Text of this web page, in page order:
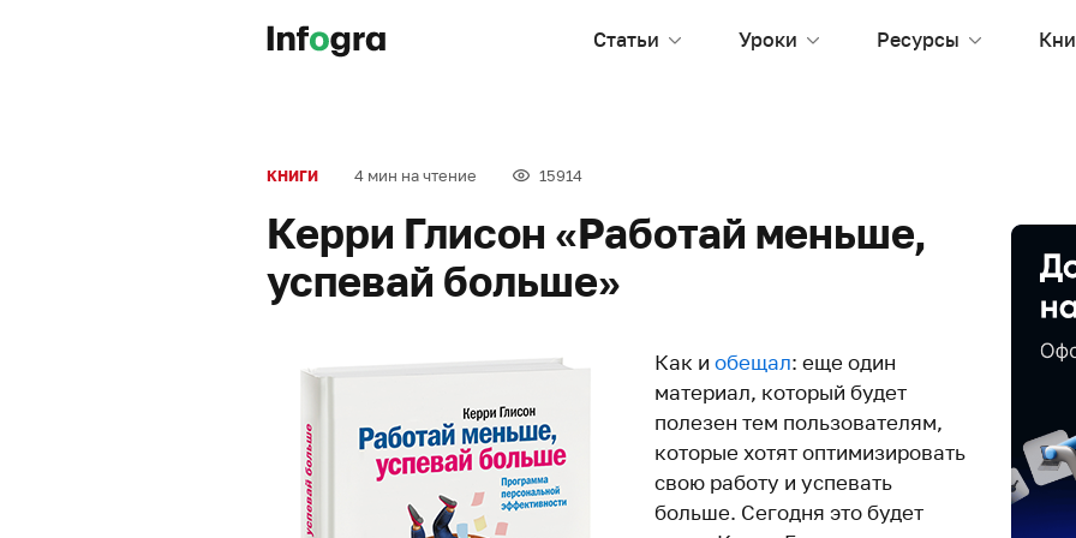
Статьи Уроки Ресурсы
КНИГИ 4 мин на чтение 15914
Керри Глисон «Работай меньше,
успевай больше»
Как и обещал: еще один
материал, который будет
полезен тем пользователям,
которые хотят оптимизировать
свою работу и успевать
больше. Сегодня это будет